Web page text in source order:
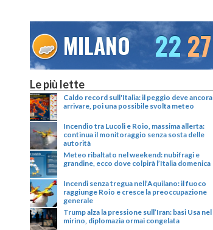
MILANO 2227
Le più lette
Caldo record sull'Italia: il peggio deve ancora
arrivare, poi una possibile svolta meteo
Incendio tra Lucoli e Roio, massima allerta:
continua il monitoraggio senza sosta delle
autorità
Meteo ribaltato nel weekend: nubifragi e
grandine, ecco dove colpirà l’Italia domenica
Incendi senza tregua nell’Aquilano: il fuoco
raggiunge Roio e cresce la preoccupazione
generale
Trump alza la pressione sull’Iran: basi Usa nel
mirino, diplomazia ormai congelata